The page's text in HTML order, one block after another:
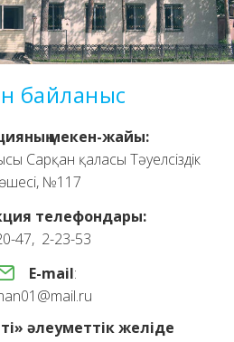
байланыс
мекен-жайы:
Сарқан қаласы Тәуелсіздік
№117
телефондары:
47, 2-23-53
E-mail:
әлеуметтік желіде